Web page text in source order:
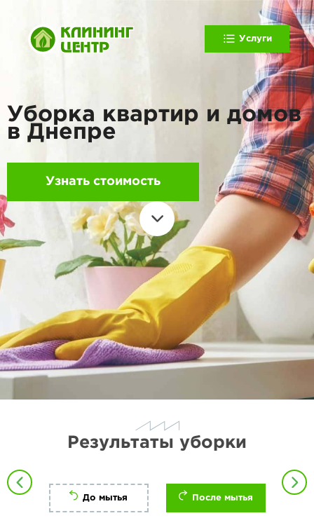
Услуги
Уборка квартир и домов
в Днепре
Узнать стоимость
Результаты уборки
До мытья После мытья